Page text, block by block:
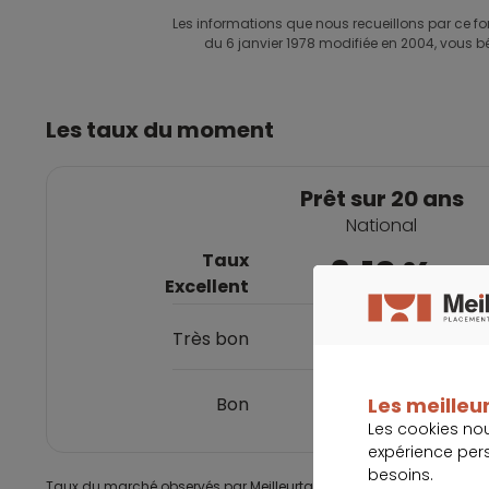
Les informations que nous recueillons par ce
du 6 janvier 1978 modifiée en 2004, vous
Les taux du moment
Prêt sur 20 ans
National
Taux
Excellent
3,10 %
Très bon
Bon 3,62 %
Les
Les cookies
expérience
besoins.